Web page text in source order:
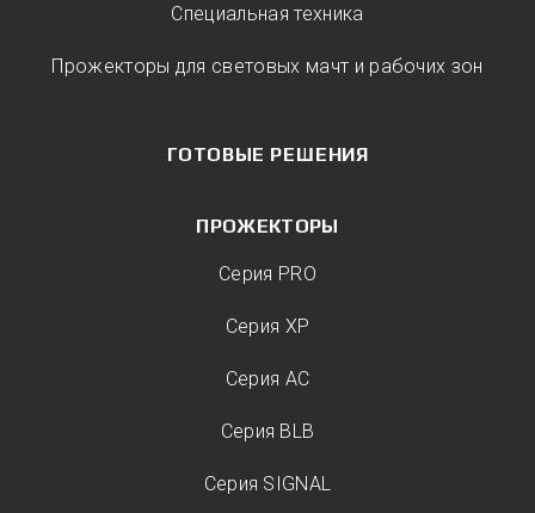
Специальная техника
Прожекторы для световых мачт и рабочих зон
ГОТОВЫЕ РЕШЕНИЯ
ПРОЖЕКТОРЫ
Серия PRO
Серия XP
Серия AC
Серия BLB
Серия SIGNAL